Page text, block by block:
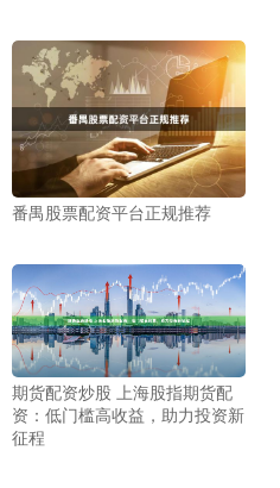
番禺股票配资平台正规推荐
期货配资炒股 上海股指期货配
资：低门槛高收益，助力投资新
征程